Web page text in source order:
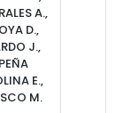
A.,
D.,
J.,
PEÑA
E.,
M.